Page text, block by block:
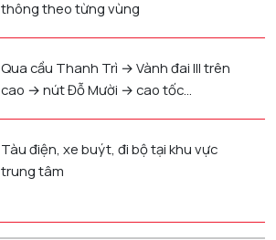
thông theo từng vùng
Qua cầu Thanh Trì → Vành đai III trên
cao → nút Đỗ Mười → cao tốc…
Tàu điện, xe buýt, đi bộ tại khu vực
trung tâm